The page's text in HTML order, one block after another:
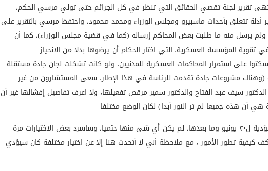
تقرير لجنة تقصي الحقائق التي تنظر في كل الجرائم حتى تولي مرسي الحكم،
أدلة تتعلق بأحداث ماسبيرو ومجلس الوزراء ومحمد محمود، واحتفظ مرسي بالتقرير على
يرسل منه ما طلبت بعض المحاكم إرساله (كما في قضية مجلس الوزراء)، كما أن
تقوية المؤسسة العسكرية، التي اختار الحكام أن يرضوها بدلا من الانحياز
على استمرار المحاكمات العسكرية للمدنيين، ولو كانت تشكلت لجان جادة مستقلة
(وهناك مشروعات جادة تقدمت للرئاسة في هذا الإطار، سعى المستشارون من غير
الدكتور سيف عبد الفتاح والدكتور سمير مرقص تفعيلها، ولا اعرف تفاصيل إفشالها غير أن
هي أن هذه جميعا لم تر النور أبدا) لكان الوضع مختلفا
حتى الأحداث المؤدية ل٣٠ يونيو وما بعدها، لم يكن أي شئ منها حتميا، وساسرد بعض الاختيارات مرة
كيفية تطور الأمور ، مع ملاحظة أني لا أتحدث هنا إلا عن اختيار مختلفة كان سيؤدي